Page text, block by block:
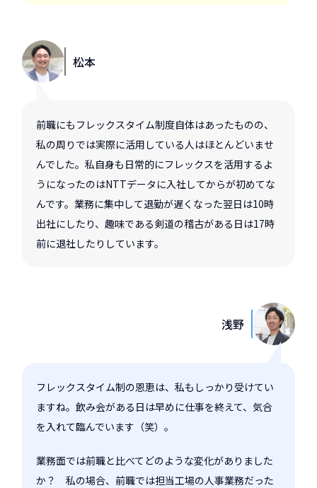
松本
前職にもフレックスタイム制度自体はあったものの、
私の周りでは実際に活用している人はほとんどいませ
んでした。私自身も日常的にフレックスを活用するよ
うになったのはNTTデータに入社してからが初めてな
んです。業務に集中して退勤が遅くなった翌日は10時
出社にしたり、趣味である剣道の稽古がある日は17時
前に退社したりしています。
浅野
フレックスタイム制の恩恵は、私もしっかり受けてい
ますね。飲み会がある日は早めに仕事を終えて、気合
を入れて臨んでいます（笑）。
業務面では前職と比べてどのような変化がありました
か？ 私の場合、前職では担当工場の人事業務だった